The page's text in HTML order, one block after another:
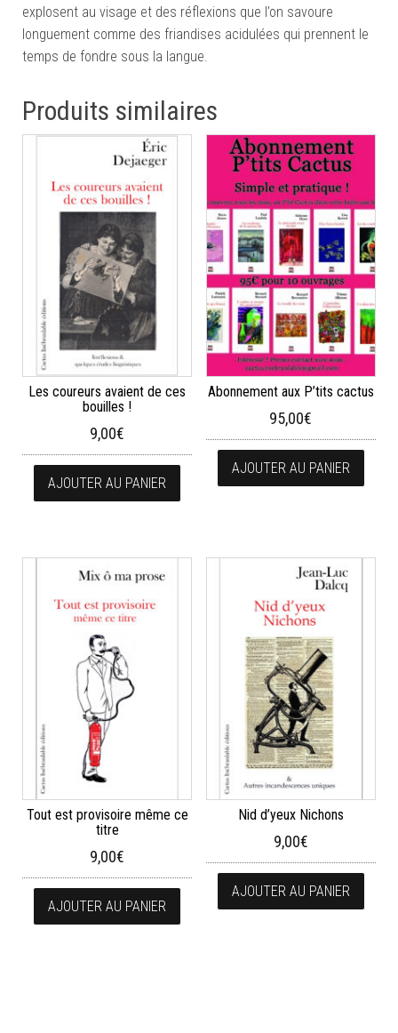
explosent au visage et des réflexions que l’on savoure
longuement comme des friandises acidulées qui prennent le
temps de fondre sous la langue.
Produits similaires
Les coureurs avaient de ces
bouilles !
9,00€
AJOUTER AU PANIER
Abonnement aux P’tits cactus
95,00€
AJOUTER AU PANIER
Tout est provisoire même ce
titre
9,00€
AJOUTER AU PANIER
Nid d’yeux Nichons
9,00€
AJOUTER AU PANIER